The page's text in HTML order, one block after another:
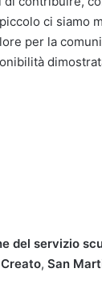
ci siamo
per la
del servizio
, San